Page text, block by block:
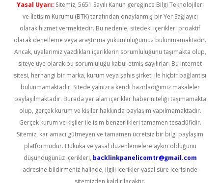
Yasal Uyarı: Sitemiz, 5651 Sayılı Kanun gereğince Bilgi Teknolojileri
ve İletişim Kurumu (BTK) tarafından onaylanmış bir Yer Sağlayıcı
olarak hizmet vermektedir. Bu nedenle, sitedeki içerikleri proaktif
olarak denetleme veya araştırma yükümlülüğümüz bulunmamaktadır.
Ancak, üyelerimiz yazdıkları içeriklerin sorumluluğunu taşımakta olup,
siteye üye olarak bu sorumluluğu kabul etmiş sayılırlar. Bu internet
sitesi, herhangi bir marka, kurum veya şahıs şirketi ile hiçbir bağlantısı
bulunmamaktadır. Sitede yalnızca kendi hazırladığımız makaleler
paylaşılmaktadır. Burada yer alan içerikler haber niteliği taşımamakta
olup, gerçek kurum ve kişiler hakkında paylaşım yapılmamaktadır.
Gerçek kurum ve kişiler ile isim benzerlikleri tamamen tesadüfidir.
Sitemiz, kar amacı gütmeyen ve tamamen ücretsiz bir bilgi paylaşım
platformudur. Hukuka ve yasal düzenlemelere aykırı olduğunu
düşündüğünüz içerikleri, backlinkpanelicomtr@gmail.com
adresine bildirmeniz halinde, ilgili içerikler yasal süre içerisinde
sitemizden kaldırılacaktır.